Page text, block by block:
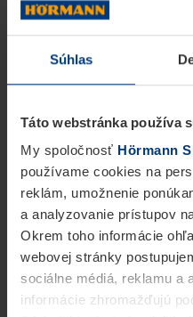
Súhlas
Táto webstránka používa
My spoločnosť Hörmann
používame cookies na
reklám, umožnenie
a analyzovanie prístupov
Okrem toho informácie
webovej stránky
sociálne médiá, reklamu a
informácie zhromažďujú